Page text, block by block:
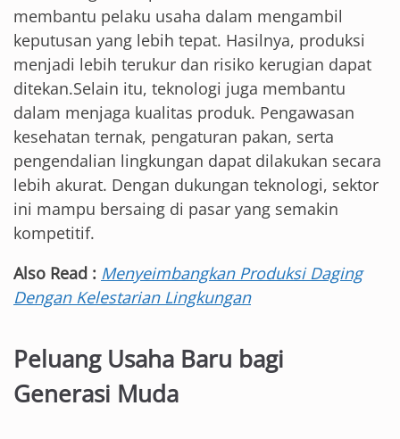
membantu pelaku usaha dalam mengambil
keputusan yang lebih tepat. Hasilnya, produksi
menjadi lebih terukur dan risiko kerugian dapat
ditekan.Selain itu, teknologi juga membantu
dalam menjaga kualitas produk. Pengawasan
kesehatan ternak, pengaturan pakan, serta
pengendalian lingkungan dapat dilakukan secara
lebih akurat. Dengan dukungan teknologi, sektor
ini mampu bersaing di pasar yang semakin
kompetitif.
Also Read : Menyeimbangkan Produksi Daging
Dengan Kelestarian Lingkungan
Peluang Usaha Baru bagi
Generasi Muda